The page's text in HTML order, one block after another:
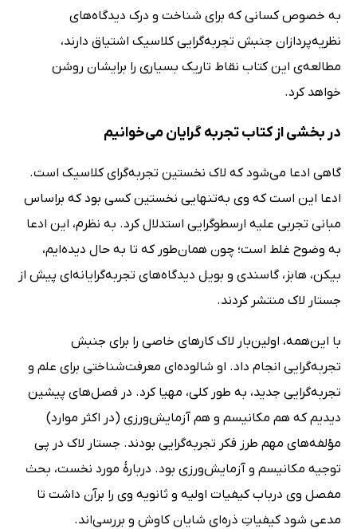
به خصوص کسانی که برای شناخت و درک دیدگاه‌های
نظریه‌پردازان جنبش تجربه‌گرایی کلاسیک اشتیاق دارند،
مطالعه‌ی این کتاب نقاط تاریک بسیاری را برایشان روشن
خواهد کرد.
در بخشی از کتاب تجربه گرایان می‌خوانیم
گاهی ادعا می‌شود که لاک نخستین تجربه‌گرای کلاسیک است.
ادعا این است که وی به‌تنهایی نخستین کسی بود که براساس
مبانی تجربی‌ علیه ارسطوگرایی استدلال کرد. به‌ نظرم، این ادعا
به وضوح غلط است؛ چون همان‌طور که تا به حال دیده‌ایم،
بیکن، هابز، گاسندی و بویل دیدگاه‌های تجربه‌گرایانه‌ای پیش از
جستار لاک منتشر کردند.
با این‌همه، اولین‌بار لاک کارهای خاصی را برای جنبش
تجربه‌گرایی انجام داد. او شالوده‌ای معرفت‌شناختی برای علم و
تجربه‌گرایی جدید، به طور کلی، مهیا کرد. در فصل‌های پیشین
دیدیم که هم مکانیسم و هم آزمایش‌ورزی (در اکثر موارد)
مؤلفه‌های مهم طرز فکر تجربه‌گرایی‌ بودند. جستار لاک در پی
توجیه مکانیسم و آزمایش‌ورزی بود. دربارۀ مورد نخست، بحث
مفصل وی درباب کیفیات اولیه و ثانویه وی را برآن داشت تا
مدعی شود کیفیاتِ ذره‌ای شایان کاوش و بررسی‌اند.